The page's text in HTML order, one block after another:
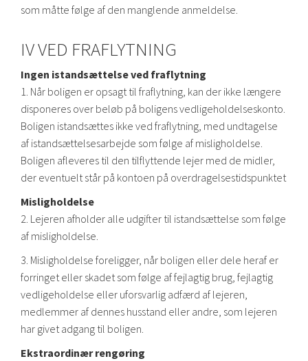
som måtte følge af den manglende anmeldelse.
IV VED FRAFLYTNING
Ingen istandsættelse ved fraflytning
1. Når boligen er opsagt til fraflytning, kan der ikke længere
disponeres over beløb på boligens vedligeholdelseskonto.
Boligen istandsættes ikke ved fraflytning, med undtagelse
af istandsættelsesarbejde som følge af misligholdelse.
Boligen afleveres til den tilflyttende lejer med de midler,
der eventuelt står på kontoen på overdragelsestidspunktet
Misligholdelse
2. Lejeren afholder alle udgifter til istandsættelse som følge
af misligholdelse.
3. Misligholdelse foreligger, når boligen eller dele heraf er
forringet eller skadet som følge af fejlagtig brug, fejlagtig
vedligeholdelse eller uforsvarlig adfærd af lejeren,
medlemmer af dennes husstand eller andre, som lejeren
har givet adgang til boligen.
Ekstraordinær rengøring